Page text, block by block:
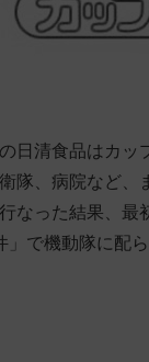
日清食品はカ
隊、病院など
なった結果、
で機動隊に配